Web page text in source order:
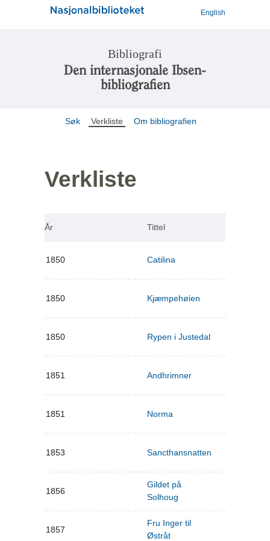
English
Bibliografi
Den internasjonale Ibsen-
bibliografien
Søk Verkliste Om bibliografien
Verkliste
År Tittel
1850 Catilina
1850 Kjæmpehøien
1850 Rypen i Justedal
1851 Andhrimner
1851 Norma
1853 Sancthansnatten
1856
Gildet på
Solhoug
1857
Fru Inger til
Østråt